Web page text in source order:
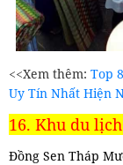
<<Xem thêm: Top
Uy Tín Nhất Hiện
16. Khu du
Đồng Sen Tháp